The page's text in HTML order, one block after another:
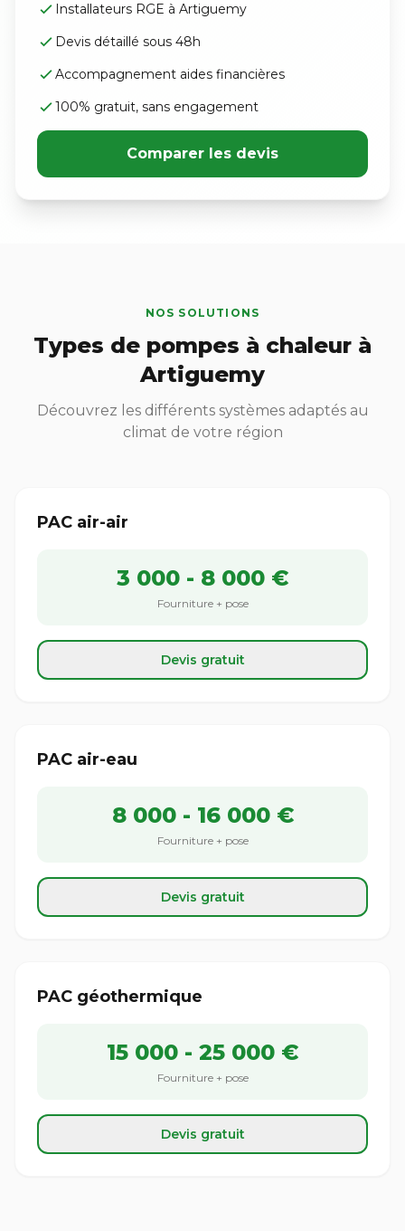
Installateurs RGE à Artiguemy
Devis détaillé sous 48h
Accompagnement aides financières
100% gratuit, sans engagement
Comparer les devis
NOS SOLUTIONS
Types de pompes à chaleur à
Artiguemy
Découvrez les différents systèmes adaptés au
climat de votre région
PAC air-air
3 000 - 8 000 €
Fourniture + pose
Devis gratuit
PAC air-eau
8 000 - 16 000 €
Fourniture + pose
Devis gratuit
PAC géothermique
15 000 - 25 000 €
Fourniture + pose
Devis gratuit